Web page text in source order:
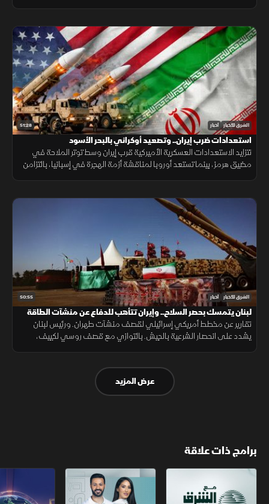
51:28 الشرق للأخبار أخبار
استعدادات ضرب إيران.. وتصعيد أوكراني بالبحر الأسود
تتزايد الاستعدادات العسكرية الأميركية قرب إيران وسط توتر الملاحة في
مضيق هرمز، بينما تستعد أوروبا لمناقشة أزمة الهجرة في إسبانيا، بالتزامن
50:55 الشرق للأخبار أخبار
لبنان يتمسك بحصر السلاح.. وإيران تتأهب للدفاع عن منشآت الطاقة
تقارير عن مخطط أمريكي إسرائيلي لقصف منشآت طهران. ورئيس لبنان
يشدد على انحصار الشرعية بالجيش. بالتوازي مع قصف روسي لكييف،
عرض المزيد
برامج ذات علاقة
مع الشرق الأوسط الخبر الآخر تقارير الشرق